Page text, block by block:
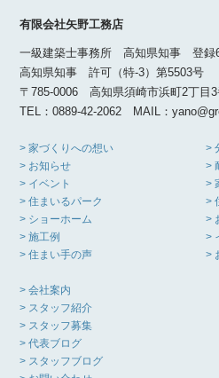
有限会社矢野工務店
一級建築士事務所 高知県知事 登録
高知県知事 許可（特-3）第5503号
〒785-0006 高知県須崎市浜町2丁目3
TEL：0889-42-2062 MAIL：
> 家づくりへの想い
> お知らせ
> イベント
> 住まいるパーク
> ショーホーム
> 施工例
> 住まい手の声
>
>
>
>
>
>
>
> 会社案内
> スタッフ紹介
> スタッフ募集
> 代表ブログ
> スタッフブログ